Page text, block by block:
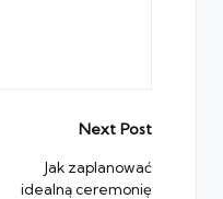
Next Post
Jak zaplanować
idealną ceremonię